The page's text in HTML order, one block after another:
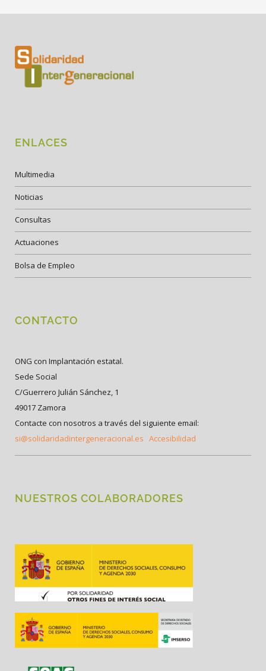
ENLACES
Multimedia
Noticias
Consultas
Actuaciones
Bolsa de Empleo
CONTACTO
ONG con Implantación estatal.
Sede Social
C/Guerrero Julián Sánchez, 1
49017 Zamora
Contacte con nosotros a través del siguiente email:
si@solidaridadintergeneracional.es Accesibilidad
NUESTROS COLABORADORES